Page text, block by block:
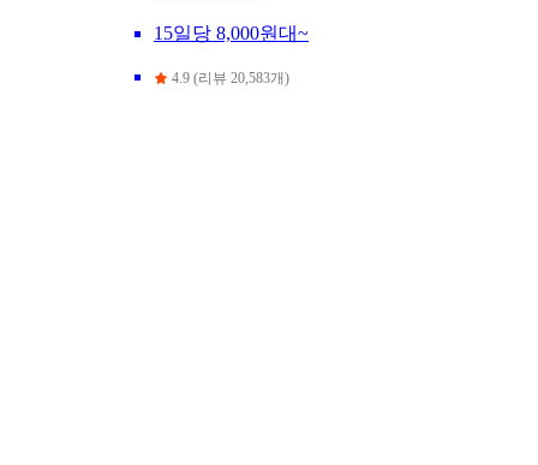
15일당 8,000원대~
4.9 (리뷰 20,583개)